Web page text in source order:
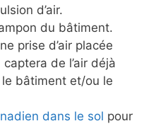
d’air.
du bâtiment.
prise d’air placée
de l’air déjà
bâtiment et/ou le
dans le sol pour